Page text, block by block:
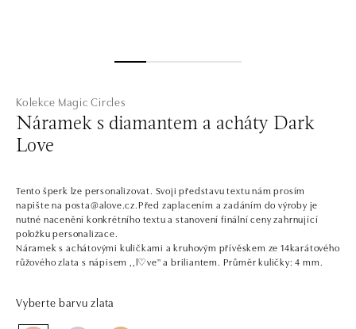
Kolekce Magic Circles
Náramek s diamantem a acháty Dark
Love
Tento šperk lze personalizovat. Svoji představu textu nám prosím
napište na posta@alove.cz.Před zaplacením a zadáním do výroby je
nutné nacenění konkrétního textu a stanovení finální ceny zahrnující
položku personalizace.
Náramek s achátovými kuličkami a kruhovým přívěskem ze 14karátového
růžového zlata s nápisem ,,l♡ve" a briliantem. Průměr kuličky: 4 mm.
Vyberte barvu zlata